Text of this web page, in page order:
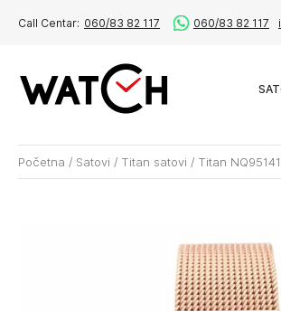
Call Centar: 060/83 82 117 060/83 82 117
Početna / Satovi / Titan satovi / Titan